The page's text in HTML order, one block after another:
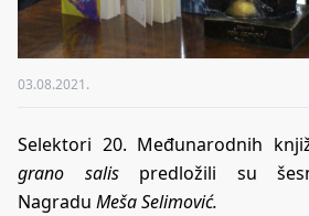
03.08.2021.
Selektori 20. Međunarodnih
grano salispredložili su
Nagradu Meša Selimović.